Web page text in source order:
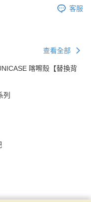
客服
查看全部
喀嚓殼【替換背
列